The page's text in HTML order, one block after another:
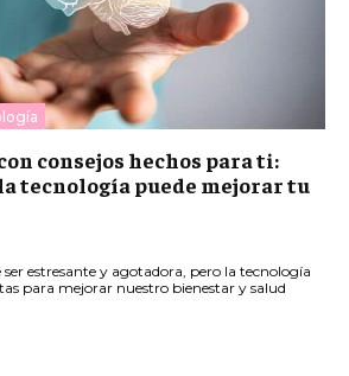
consejos hechos para ti:
tecnología puede mejorar tu
estresante y agotadora, pero la tecnología
para mejorar nuestro bienestar y salud